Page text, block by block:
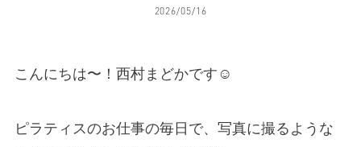
2026/05/16
こんにちは〜！西村まどかです☺
ピラティスのお仕事の毎日で、写真に撮るような